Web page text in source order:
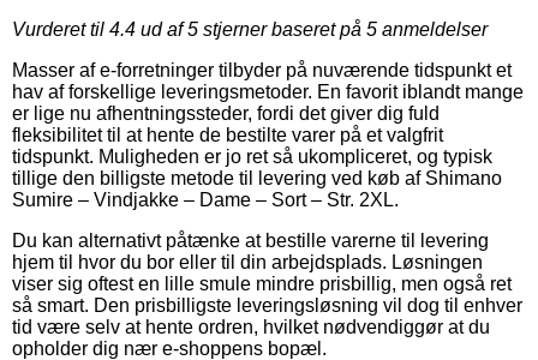
Vurderet til 4.4 ud af 5 stjerner baseret på 5 anmeldelser
Masser af e-forretninger tilbyder på nuværende tidspunkt et
hav af forskellige leveringsmetoder. En favorit iblandt mange
er lige nu afhentningssteder, fordi det giver dig fuld
fleksibilitet til at hente de bestilte varer på et valgfrit
tidspunkt. Muligheden er jo ret så ukompliceret, og typisk
tillige den billigste metode til levering ved køb af Shimano
Sumire – Vindjakke – Dame – Sort – Str. 2XL.
Du kan alternativt påtænke at bestille varerne til levering
hjem til hvor du bor eller til din arbejdsplads. Løsningen
viser sig oftest en lille smule mindre prisbillig, men også ret
så smart. Den prisbilligste leveringsløsning vil dog til enhver
tid være selv at hente ordren, hvilket nødvendiggør at du
opholder dig nær e-shoppens bopæl.